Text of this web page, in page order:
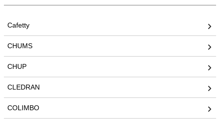
Cafetty
CHUMS
CHUP
CLEDRAN
COLIMBO